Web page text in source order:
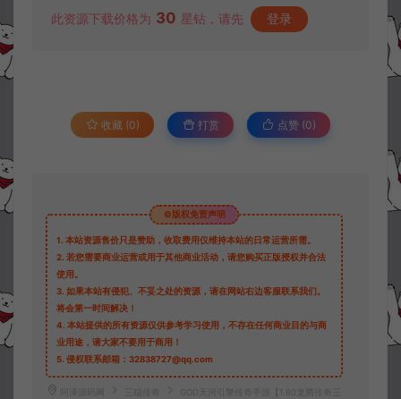
此资源下载价格为 30 星钻，请先 登录
收藏 (0) 打赏 点赞 (0)
©版权免责声明
1. 本站资源售价只是赞助，收取费用仅维持本站的日常运营所需。
2. 若您需要商业运营或用于其他商业活动，请您购买正版授权并合法
使用。
3. 如果本站有侵犯、不妥之处的资源，请在网站右边客服联系我们。
将会第一时间解决！
4. 本站提供的所有资源仅供参考学习使用，不存在任何商业目的与商
业用途，请大家不要用于商用！
5. 侵权联系邮箱：32838727@qq.com
阿泽源码网 三端传奇 GOD天河引擎传奇手游【1.80龙腾传奇三